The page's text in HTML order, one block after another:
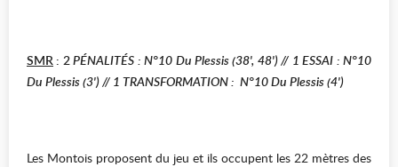
SMR : 2PÉNALITÉS : N°10 Du Plessis (38', 48')// 1 ESSAI : N°10
Du Plessis (3')// 1 TRANSFORMATION : N°10 Du Plessis (4')
Les Montois proposent du jeu et ils occupent les 22 mètres des